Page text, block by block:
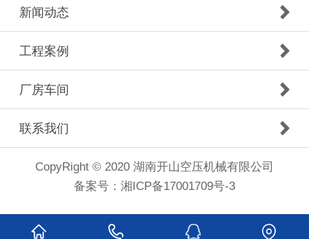
新闻动态
工程案例
厂房车间
联系我们
CopyRight © 2020 湖南开山空压机械有限公司
备案号： 湘ICP备17001709号-3